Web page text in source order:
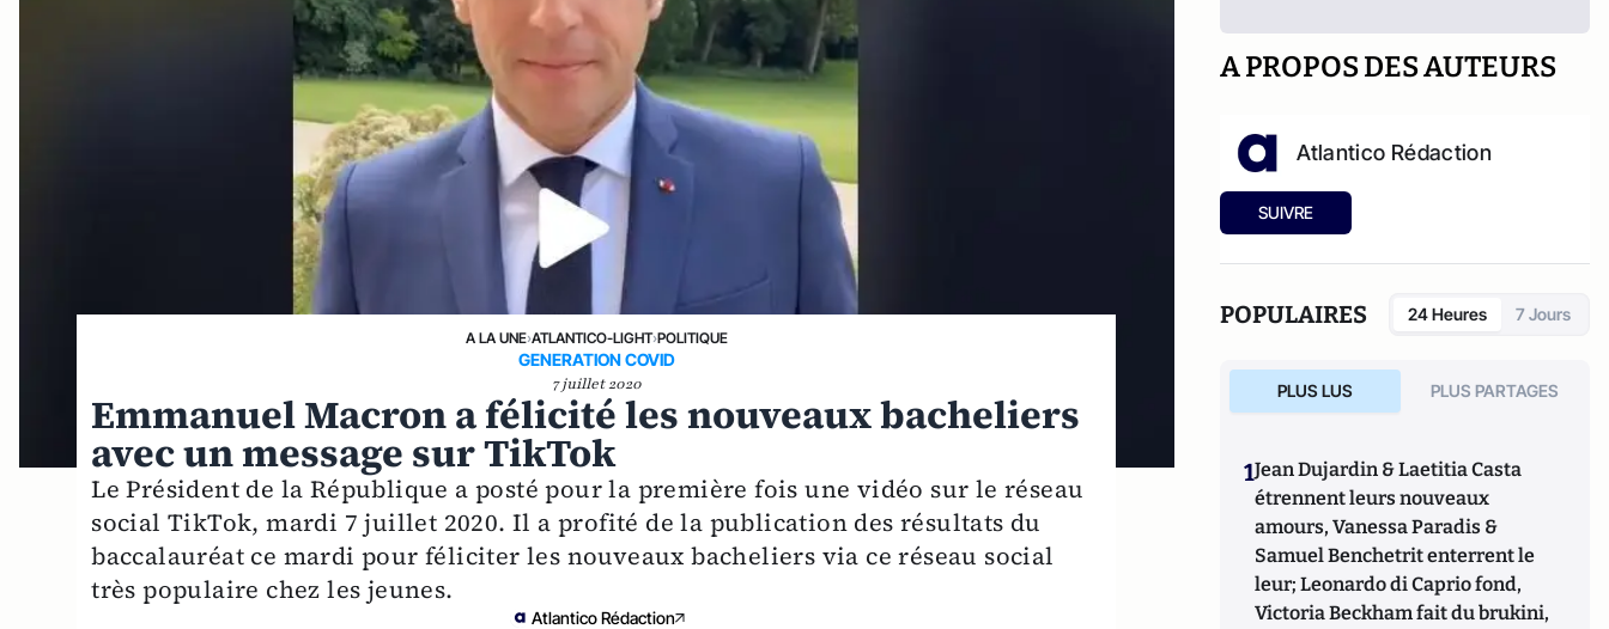
A LA UNE›ATLANTICO-LIGHT›POLITIQUE
GENERATION COVID
7 juillet 2020
Emmanuel Macron a félicité les nouveaux bacheliers
avec un message sur TikTok
Le Président de la République a posté pour la première fois une vidéo sur le réseau
social TikTok, mardi 7 juillet 2020. Il a profité de la publication des résultats du
baccalauréat ce mardi pour féliciter les nouveaux bacheliers via ce réseau social
très populaire chez les jeunes.
Atlantico Rédaction
A PROPOS DES AUTEURS
Atlantico Rédaction
SUIVRE
POPULAIRES 24 Heures 7 Jours
PLUS LUS PLUS PARTAGES
1Jean Dujardin & Laetitia Casta
étrennent leurs nouveaux
amours, Vanessa Paradis &
Samuel Benchetrit enterrent le
leur; Leonardo di Caprio fond,
Victoria Beckham fait du brukini,